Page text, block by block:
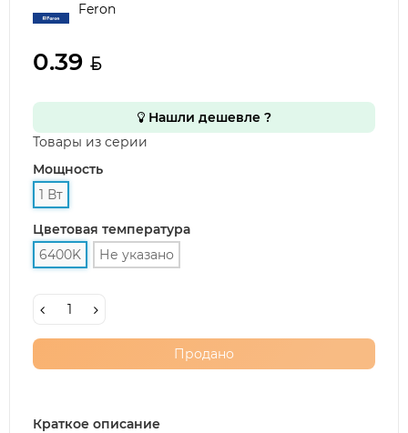
Feron
0.39
Нашли дешевле ?
Товары из серии
Мощность
1 Вт
Цветовая температура
6400K
Не указано
Продано
Краткое описание